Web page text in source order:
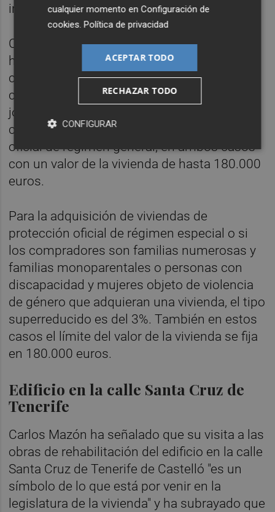
inmueble.
Cabe destacar que las medidas fiscales que
ha puesto en marcha Carlos Mazón
contemplan un tipo reducido del 6% por
compra de vivienda habitual por parte de
jóvenes menores de 35 años y también para
compradores de viviendas de protección
oficial de régimen general, en ambos casos
con un valor de la vivienda de hasta 180.000
euros.
Para la adquisición de viviendas de
protección oficial de régimen especial o si
los compradores son familias numerosas y
familias monoparentales o personas con
discapacidad y mujeres objeto de violencia
de género que adquieran una vivienda, el tipo
superreducido es del 3%. También en estos
casos el límite del valor de la vivienda se fija
en 180.000 euros.
Edificio en la calle Santa Cruz de
Tenerife
Carlos Mazón ha señalado que su visita a las
obras de rehabilitación del edificio en la calle
Santa Cruz de Tenerife de Castelló "es un
símbolo de lo que está por venir en la
legislatura de la vivienda" y ha subrayado que
cualquier momento enConfiguración de
cookies.Política de privacidad
ACEPTAR TODO
RECHAZAR TODO
CONFIGURAR